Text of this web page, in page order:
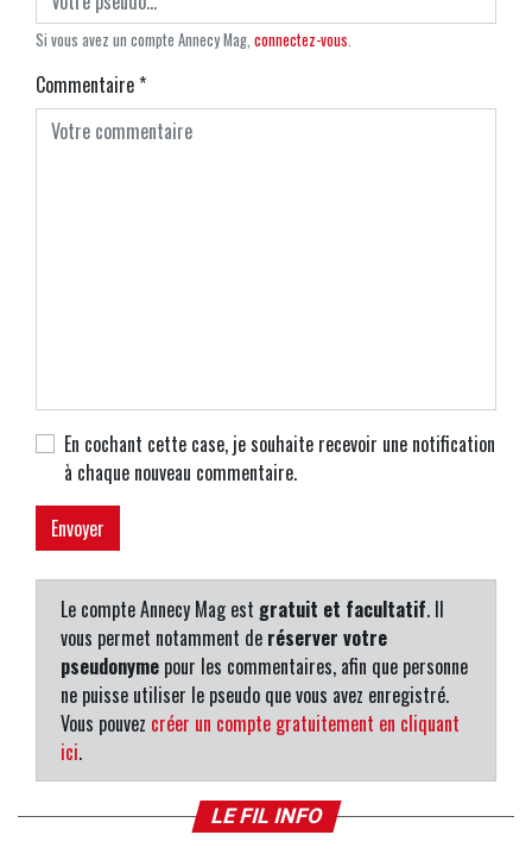
Si vous avez un compte Annecy Mag, connectez-vous.
Commentaire*
En cochant cette case, je souhaite recevoir une notification
à chaque nouveau commentaire.
Le compte Annecy Mag est gratuit et facultatif. Il
vous permet notamment de réserver votre
pseudonyme pour les commentaires, afin que personne
ne puisse utiliser le pseudo que vous avez enregistré.
Vous pouvez créer un compte gratuitement en cliquant
ici.
LE FIL INFO